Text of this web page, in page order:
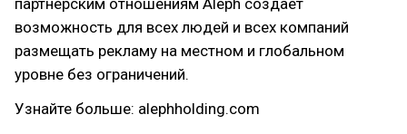
возможность для всех людей и всех компаний
размещать рекламу на местном и глобальном
уровне без ограничений.
Узнайте больше: alephholding.com